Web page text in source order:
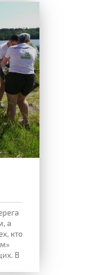
а
кто
В